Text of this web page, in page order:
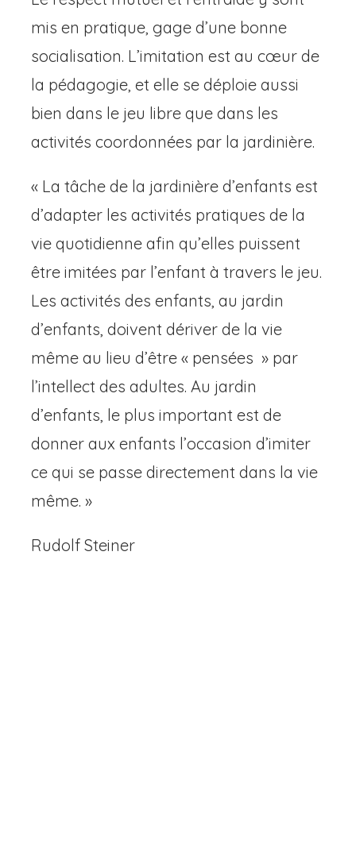
mis en pratique, gage d’une bonne
socialisation. L’imitation est au cœur de
la pédagogie, et elle se déploie aussi
bien dans le jeu libre que dans les
activités coordonnées par la jardinière.
« La tâche de la jardinière d’enfants est
d’adapter les activités pratiques de la
vie quotidienne afin qu’elles puissent
être imitées par l’enfant à travers le jeu.
Les activités des enfants, au jardin
d’enfants, doivent dériver de la vie
même au lieu d’être « pensées » par
l’intellect des adultes. Au jardin
d’enfants, le plus important est de
donner aux enfants l’occasion d’imiter
ce qui se passe directement dans la vie
même. »
Rudolf Steiner